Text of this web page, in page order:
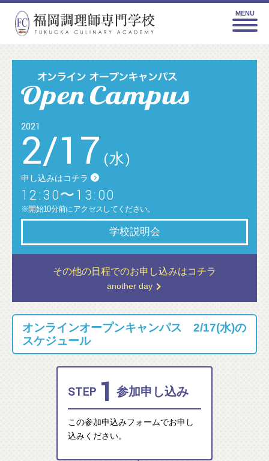
MENU
2021
2/17 (水)
申し込みはコチラ
12:30〜13:00
※開始10分前にアクセスしてください。
学校説明会
その他の日程でのお申し込みはコチラ
another day
オンラインオープンキャンパス 2/17(水)の
スケジュール
STEP 1 参加申し込み
この参加申込みフォームでお申し
込みください。